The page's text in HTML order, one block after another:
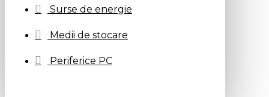
Surse de energie
Medii de stocare
Periferice PC